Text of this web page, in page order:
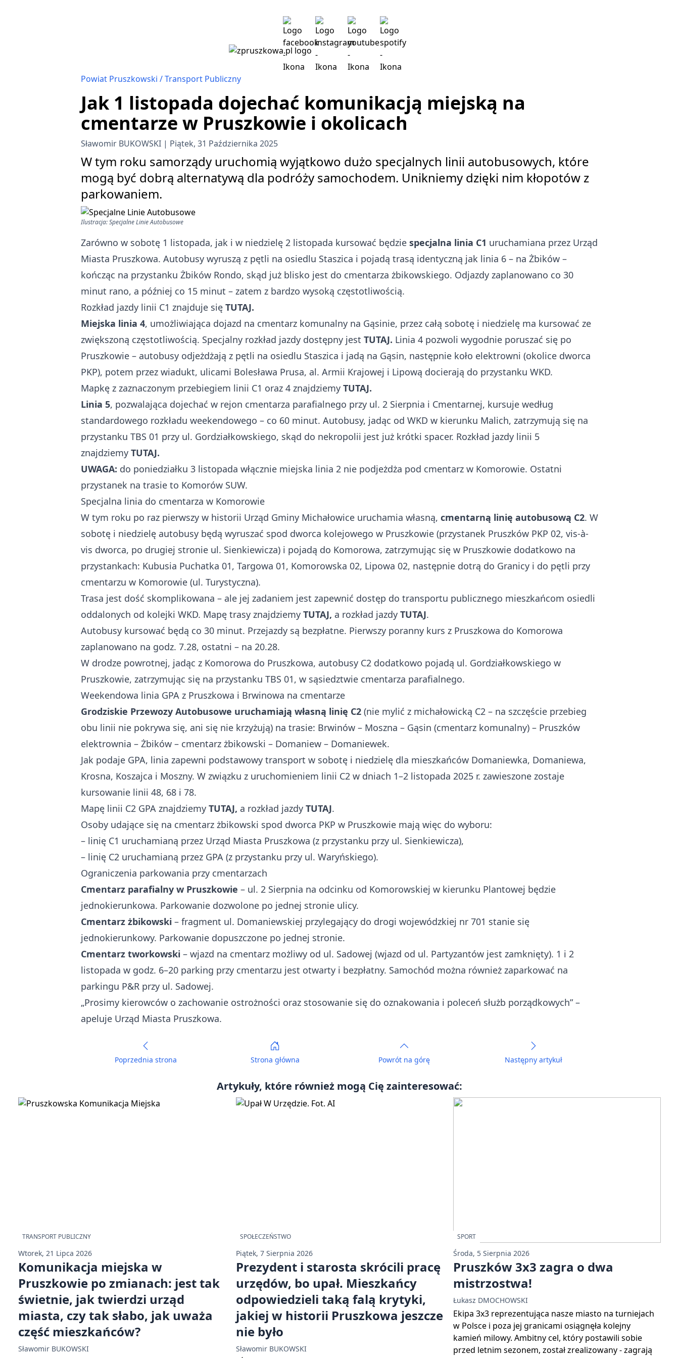
Powiat Pruszkowski Transport Publiczny
Jak 1 listopada dojechać komunikacją miejską na
cmentarze w Pruszkowie i okolicach
Sławomir BUKOWSKI Piątek, 31 Października 2025
W tym roku samorządy uruchomią wyjątkowo dużo specjalnych linii autobusowych, które
mogą być dobrą alternatywą dla podróży samochodem. Unikniemy dzięki nim kłopotów z
parkowaniem.
Ilustracja: Specjalne Linie Autobusowe
Zarówno w sobotę 1 listopada, jak i w niedzielę 2 listopada kursować będzie specjalna linia C1 uruchamiana przez Urząd
Miasta Pruszkowa. Autobusy wyruszą z pętli na osiedlu Staszica i pojadą trasą identyczną jak linia 6 – na Żbików –
kończąc na przystanku Żbików Rondo, skąd już blisko jest do cmentarza żbikowskiego. Odjazdy zaplanowano co 30
minut rano, a później co 15 minut – zatem z bardzo wysoką częstotliwością.
Rozkład jazdy linii C1 znajduje się TUTAJ.
Miejska linia 4, umożliwiająca dojazd na cmentarz komunalny na Gąsinie, przez całą sobotę i niedzielę ma kursować ze
zwiększoną częstotliwością. Specjalny rozkład jazdy dostępny jest TUTAJ. Linia 4 pozwoli wygodnie poruszać się po
Pruszkowie – autobusy odjeżdżają z pętli na osiedlu Staszica i jadą na Gąsin, następnie koło elektrowni (okolice dworca
PKP), potem przez wiadukt, ulicami Bolesława Prusa, al. Armii Krajowej i Lipową docierają do przystanku WKD.
Mapkę z zaznaczonym przebiegiem linii C1 oraz 4 znajdziemy TUTAJ.
Linia 5, pozwalająca dojechać w rejon cmentarza parafialnego przy ul. 2 Sierpnia i Cmentarnej, kursuje według
standardowego rozkładu weekendowego – co 60 minut. Autobusy, jadąc od WKD w kierunku Malich, zatrzymują się na
przystanku TBS 01 przy ul. Gordziałkowskiego, skąd do nekropolii jest już krótki spacer. Rozkład jazdy linii 5
znajdziemy TUTAJ.
UWAGA: do poniedziałku 3 listopada włącznie miejska linia 2 nie podjeżdża pod cmentarz w Komorowie. Ostatni
przystanek na trasie to Komorów SUW.
Specjalna linia do cmentarza w Komorowie
W tym roku po raz pierwszy w historii Urząd Gminy Michałowice uruchamia własną, cmentarną linię autobusową C2. W
sobotę i niedzielę autobusy będą wyruszać spod dworca kolejowego w Pruszkowie (przystanek Pruszków PKP 02, vis-à-
vis dworca, po drugiej stronie ul. Sienkiewicza) i pojadą do Komorowa, zatrzymując się w Pruszkowie dodatkowo na
przystankach: Kubusia Puchatka 01, Targowa 01, Komorowska 02, Lipowa 02, następnie dotrą do Granicy i do pętli przy
cmentarzu w Komorowie (ul. Turystyczna).
Trasa jest dość skomplikowana – ale jej zadaniem jest zapewnić dostęp do transportu publicznego mieszkańcom osiedli
oddalonych od kolejki WKD. Mapę trasy znajdziemy TUTAJ, a rozkład jazdy TUTAJ.
Autobusy kursować będą co 30 minut. Przejazdy są bezpłatne. Pierwszy poranny kurs z Pruszkowa do Komorowa
zaplanowano na godz. 7.28, ostatni – na 20.28.
W drodze powrotnej, jadąc z Komorowa do Pruszkowa, autobusy C2 dodatkowo pojadą ul. Gordziałkowskiego w
Pruszkowie, zatrzymując się na przystanku TBS 01, w sąsiedztwie cmentarza parafialnego.
Weekendowa linia GPA z Pruszkowa i Brwinowa na cmentarze
Grodziskie Przewozy Autobusowe uruchamiają własną linię C2 (nie mylić z michałowicką C2 – na szczęście przebieg
obu linii nie pokrywa się, ani się nie krzyżują) na trasie: Brwinów – Moszna – Gąsin (cmentarz komunalny) – Pruszków
elektrownia – Żbików – cmentarz żbikowski – Domaniew – Domaniewek.
Jak podaje GPA, linia zapewni podstawowy transport w sobotę i niedzielę dla mieszkańców Domaniewka, Domaniewa,
Krosna, Koszajca i Moszny. W związku z uruchomieniem linii C2 w dniach 1–2 listopada 2025 r. zawieszone zostaje
kursowanie linii 48, 68 i 78.
Mapę linii C2 GPA znajdziemy TUTAJ, a rozkład jazdy TUTAJ.
Osoby udające się na cmentarz żbikowski spod dworca PKP w Pruszkowie mają więc do wyboru:
– linię C1 uruchamianą przez Urząd Miasta Pruszkowa (z przystanku przy ul. Sienkiewicza),
– linię C2 uruchamianą przez GPA (z przystanku przy ul. Waryńskiego).
Ograniczenia parkowania przy cmentarzach
Cmentarz parafialny w Pruszkowie – ul. 2 Sierpnia na odcinku od Komorowskiej w kierunku Plantowej będzie
jednokierunkowa. Parkowanie dozwolone po jednej stronie ulicy.
Cmentarz żbikowski – fragment ul. Domaniewskiej przylegający do drogi wojewódzkiej nr 701 stanie się
jednokierunkowy. Parkowanie dopuszczone po jednej stronie.
Cmentarz tworkowski – wjazd na cmentarz możliwy od ul. Sadowej (wjazd od ul. Partyzantów jest zamknięty). 1 i 2
listopada w godz. 6–20 parking przy cmentarzu jest otwarty i bezpłatny. Samochód można również zaparkować na
parkingu P&R przy ul. Sadowej.
„Prosimy kierowców o zachowanie ostrożności oraz stosowanie się do oznakowania i poleceń służb porządkowych” –
apeluje Urząd Miasta Pruszkowa.
Poprzednia strona Strona główna Powrót na górę Następny artykuł
Artykuły, które również mogą Cię zainteresować:
TRANSPORT PUBLICZNY
Wtorek, 21 Lipca 2026
Komunikacja miejska w
Pruszkowie po zmianach: jest tak
świetnie, jak twierdzi urząd
miasta, czy tak słabo, jak uważa
część mieszkańców?
Sławomir BUKOWSKI
SPOŁECZEŃSTWO
Piątek, 7 Sierpnia 2026
Prezydent i starosta skrócili pracę
urzędów, bo upał. Mieszkańcy
odpowiedzieli taką falą krytyki,
jakiej w historii Pruszkowa jeszcze
nie było
Sławomir BUKOWSKI
SPORT
Środa, 5 Sierpnia 2026
Pruszków 3x3 zagra o dwa
mistrzostwa!
Łukasz DMOCHOWSKI
Ekipa 3x3 reprezentująca nasze miasto na turniejach
w Polsce i poza jej granicami osiągnęła kolejny
kamień milowy. Ambitny cel, który postawili sobie
przed letnim sezonem, został zrealizowany - zagrają